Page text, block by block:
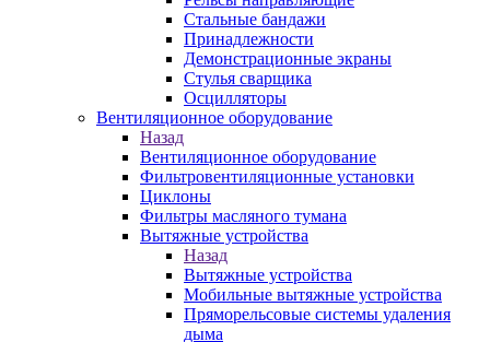
Стальные бандажи
Принадлежности
Демонстрационные экраны
Стулья сварщика
Осцилляторы
Вентиляционное оборудование
Назад
Вентиляционное оборудование
Фильтровентиляционные установки
Циклоны
Фильтры масляного тумана
Вытяжные устройства
Назад
Вытяжные устройства
Мобильные вытяжные устройства
Пряморельсовые системы удаления
дыма